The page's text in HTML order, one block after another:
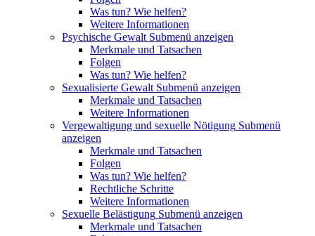
Was tun? Wie helfen?
Weitere Informationen
Psychische Gewalt Submenü anzeigen
Merkmale und Tatsachen
Folgen
Was tun? Wie helfen?
Sexualisierte Gewalt Submenü anzeigen
Merkmale und Tatsachen
Weitere Informationen
Vergewaltigung und sexuelle Nötigung Submenü
anzeigen
Merkmale und Tatsachen
Folgen
Was tun? Wie helfen?
Rechtliche Schritte
Weitere Informationen
Sexuelle Belästigung Submenü anzeigen
Merkmale und Tatsachen